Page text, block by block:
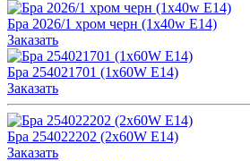
Бра 2026/1 хром черн (1x40w E14)
Заказать
Бра 254021701 (1x60W E14)
Заказать
Бра 254022202 (2x60W E14)
Заказать